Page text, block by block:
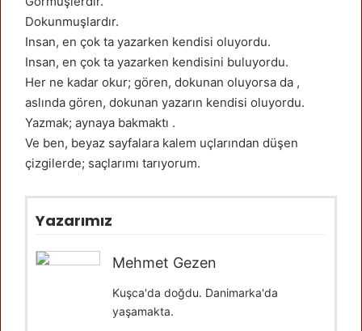
Dokunmuşlardır.
Insan, en çok ta yazarken kendisi oluyordu.
Insan, en çok ta yazarken kendisini buluyordu.
Her ne kadar okur; gören, dokunan oluyorsa da ,
aslında gören, dokunan yazarın kendisi oluyordu.
Yazmak; aynaya bakmaktı .
Ve ben, beyaz sayfalara kalem uçlarından düşen
çizgilerde; saçlarımı tarıyorum.
Yazarımız
Mehmet Gezen
Kuşca'da doğdu. Danimarka'da
yaşamakta.